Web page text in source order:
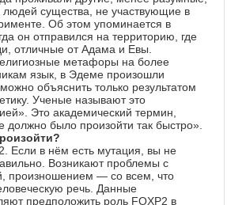
людей существа, не участвующие в
Об этом упоминается в
он отправился на территорию, где
отличные от Адама и Евы.
метафоры на более
язык, в Эдеме произошли
объяснить только результатом
Ученые называют это
Это академический термин,
было произойти так быстро».
Если в нём есть мутация, вы не
Возникают проблемы с
произношением — со всем, что
речь. Данные
предположить роль FOXP2 в